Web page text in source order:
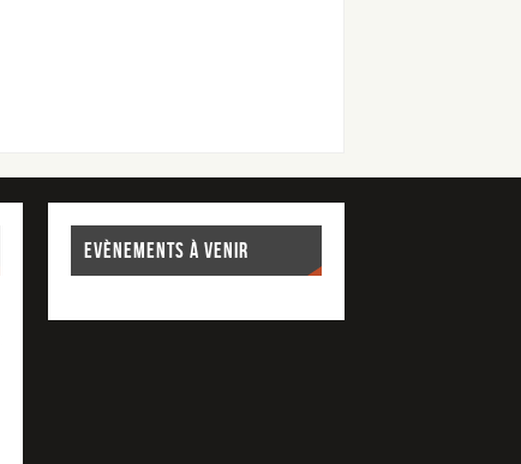
EVÈNEMENTS À VENIR